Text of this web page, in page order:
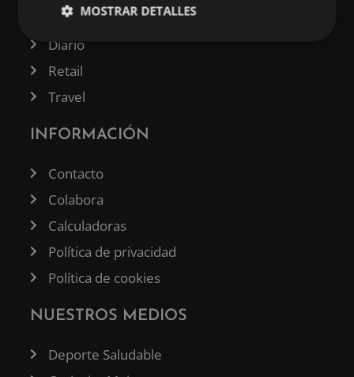
Tecnología
Diario
Retail
Travel
INFORMACIÓN
Contacto
Colabora
Calculadoras
Política de privacidad
Política de cookies
NUESTROS MEDIOS
Deporte Saludable
MOSTRAR DETALLES